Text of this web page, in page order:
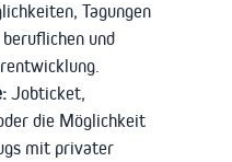
Tagungen
und
Jobticket,
die Möglichkeit
mit privater